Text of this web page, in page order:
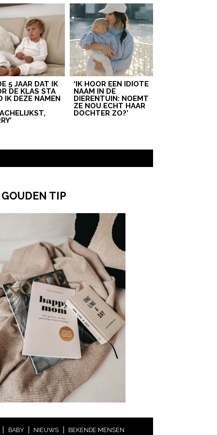
5 JAAR DAT IK
DE KLAS STA
IK DEZE NAMEN
‘IK HOOR EEN IDIOTE
NAAM IN DE
DIERENTUIN: NOEMT
ZE NOU ECHT HAAR
DOCHTER ZO?’
TIP
BABY NIEUWS
BEKENDE MENSEN